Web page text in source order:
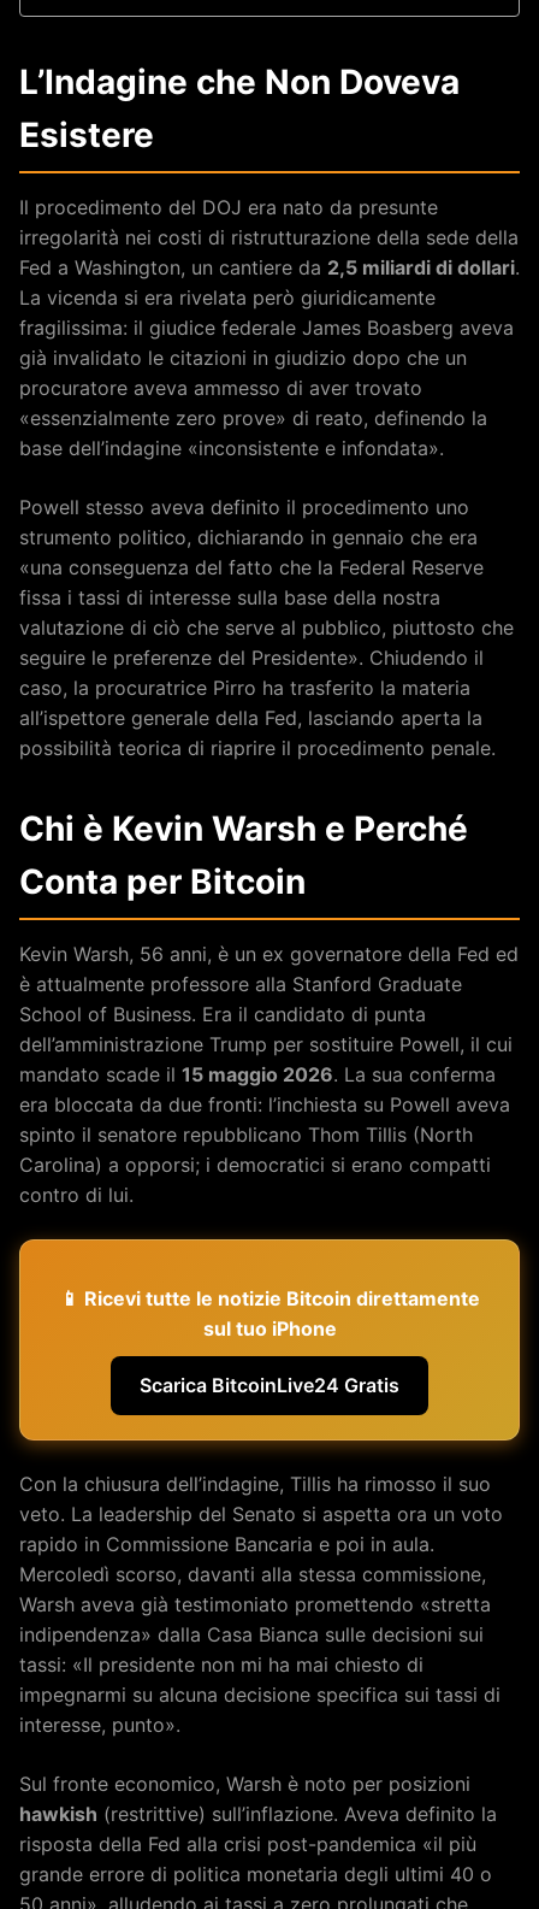
L’Indagine che Non Doveva
Esistere
Il procedimento del DOJ era nato da presunte
irregolarità nei costi di ristrutturazione della sede della
Fed a Washington, un cantiere da 2,5 miliardi di dollari.
La vicenda si era rivelata però giuridicamente
fragilissima: il giudice federale James Boasberg aveva
già invalidato le citazioni in giudizio dopo che un
procuratore aveva ammesso di aver trovato
«essenzialmente zero prove» di reato, definendo la
base dell’indagine «inconsistente e infondata».
Powell stesso aveva definito il procedimento uno
strumento politico, dichiarando in gennaio che era
«una conseguenza del fatto che la Federal Reserve
fissa i tassi di interesse sulla base della nostra
valutazione di ciò che serve al pubblico, piuttosto che
seguire le preferenze del Presidente». Chiudendo il
caso, la procuratrice Pirro ha trasferito la materia
all’ispettore generale della Fed, lasciando aperta la
possibilità teorica di riaprire il procedimento penale.
Chi è Kevin Warsh e Perché
Conta per Bitcoin
Kevin Warsh, 56 anni, è un ex governatore della Fed ed
è attualmente professore alla Stanford Graduate
School of Business. Era il candidato di punta
dell’amministrazione Trump per sostituire Powell, il cui
mandato scade il 15 maggio 2026. La sua conferma
era bloccata da due fronti: l’inchiesta su Powell aveva
spinto il senatore repubblicano Thom Tillis (North
Carolina) a opporsi; i democratici si erano compatti
contro di lui.
📱 Ricevi tutte le notizie Bitcoin direttamente
sul tuo iPhone
Scarica BitcoinLive24 Gratis
Con la chiusura dell’indagine, Tillis ha rimosso il suo
veto. La leadership del Senato si aspetta ora un voto
rapido in Commissione Bancaria e poi in aula.
Mercoledì scorso, davanti alla stessa commissione,
Warsh aveva già testimoniato promettendo «stretta
indipendenza» dalla Casa Bianca sulle decisioni sui
tassi: «Il presidente non mi ha mai chiesto di
impegnarmi su alcuna decisione specifica sui tassi di
interesse, punto».
Sul fronte economico, Warsh è noto per posizioni
hawkish (restrittive) sull’inflazione. Aveva definito la
risposta della Fed alla crisi post-pandemica «il più
grande errore di politica monetaria degli ultimi 40 o
50 anni», alludendo ai tassi a zero prolungati che